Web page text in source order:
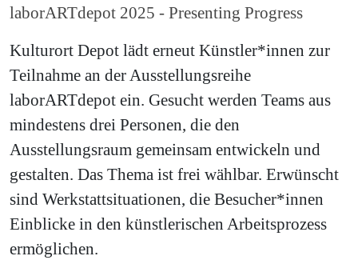
laborARTdepot 2025 - Presenting Progress
Kulturort Depot lädt erneut Künstler*innen zur
Teilnahme an der Ausstellungsreihe
laborARTdepot ein. Gesucht werden Teams aus
mindestens drei Personen, die den
Ausstellungsraum gemeinsam entwickeln und
gestalten. Das Thema ist frei wählbar. Erwünscht
sind Werkstattsituationen, die Besucher*innen
Einblicke in den künstlerischen Arbeitsprozess
ermöglichen.